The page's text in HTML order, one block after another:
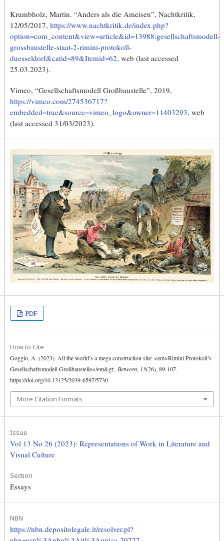
Krumbholz, Martin. “Anders als die Ameisen”, Nachtkritik,
12/05/2017, https://www.nachtkritik.de/index.php?
option=com_content&view=article&id=13988:gesellschaftsmodell-
grossbaustelle-staat-2-rimini-protokoll-
duesseldorf&catid=89&Itemid=62, web (last accessed
25.03.2023).
Vimeo, “Gesellschaftsmodell Großbaustelle”, 2019,
https://vimeo.com/274536717?
embedded=true&source=vimeo_logo&owner=11403293, web
(last accessed 31/03/2023).
PDF
How to Cite
Goggio, A. (2023). All the world’s a mega construction site: <em>Rimini Protokoll’s
Gesellschaftsmodell Großbaustelle</em&gt;. Between, 13(26), 89-107.
https://doi.org/10.13125/2039-6597/5730
More Citation Formats
Issue
Vol 13 No 26 (2023): Representations of Work in Literature and
Visual Culture
Section
Essays
NBN
https://nbn.depositolegale.it/resolver.pl?